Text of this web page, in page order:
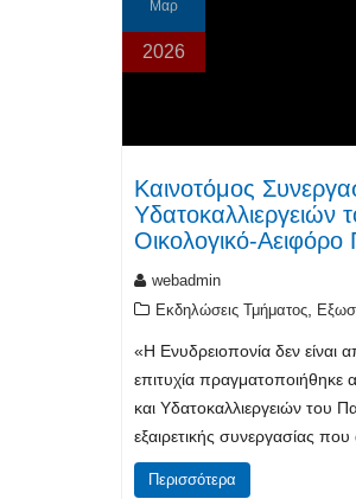
Μαρ
2026
Καινοτόμος
Οικολογικό-
webadmin
Εκδηλώσεις Τμήματος,
«Η Ενυδρειοπονία δεν είναι
επιτυχία
και Υδατοκαλλιεργειών του
εξαιρετικής συνεργασίας
Περισσότερα